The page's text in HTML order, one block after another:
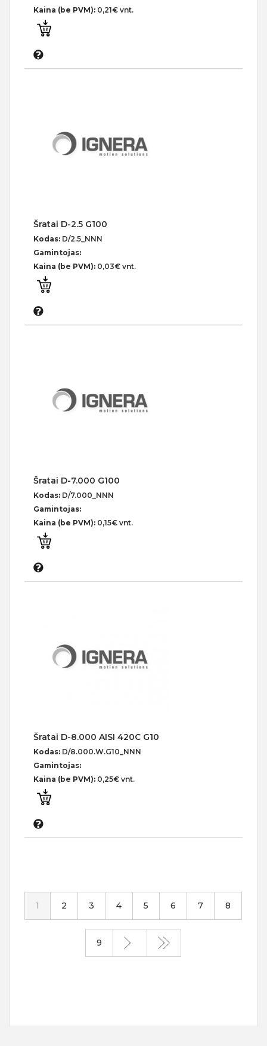
Kaina (be PVM): 0,21€ vnt.
Šratai D-2.5 G100
Kodas: D/2.5_NNN
Gamintojas:
Kaina (be PVM): 0,03€ vnt.
Šratai D-7.000 G100
Kodas: D/7.000_NNN
Gamintojas:
Kaina (be PVM): 0,15€ vnt.
Šratai D-8.000 AISI 420C G10
Kodas: D/8.000.W.G10_NNN
Gamintojas:
Kaina (be PVM): 0,25€ vnt.
1 2 3 4 5 6 7 8
9